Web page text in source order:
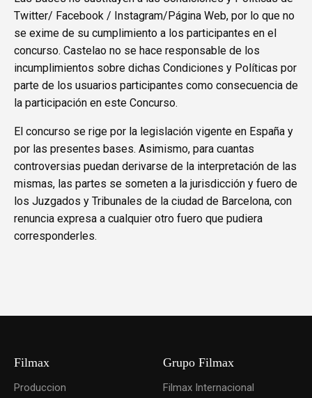
Twitter/ Facebook / Instagram/Página Web, por lo que no
se exime de su cumplimiento a los participantes en el
concurso. Castelao no se hace responsable de los
incumplimientos sobre dichas Condiciones y Políticas por
parte de los usuarios participantes como consecuencia de
la participación en este Concurso.
El concurso se rige por la legislación vigente en España y
por las presentes bases. Asimismo, para cuantas
controversias puedan derivarse de la interpretación de las
mismas, las partes se someten a la jurisdicción y fuero de
los Juzgados y Tribunales de la ciudad de Barcelona, con
renuncia expresa a cualquier otro fuero que pudiera
corresponderles.
Filmax
Produccion
Grupo Filmax
Filmax Internacional